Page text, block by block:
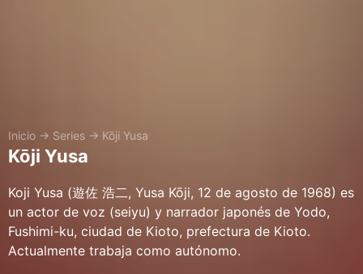
Inicio → Series → Kōji Yusa
Kōji Yusa
Koji Yusa (遊佐 浩二, Yusa Kōji, 12 de agosto de 1968) es
un actor de voz (seiyu) y narrador japonés de Yodo,
Fushimi-ku, ciudad de Kioto, prefectura de Kioto.
Actualmente trabaja como autónomo.